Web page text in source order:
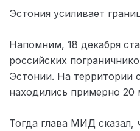
Эстония усиливает
Напомним, 18 декабря
российских
Эстонии. На территории
находились примерно 20
Тогда глава МИД сказал,